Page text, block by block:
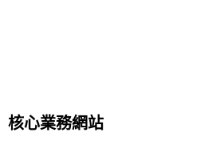
核心業務網站